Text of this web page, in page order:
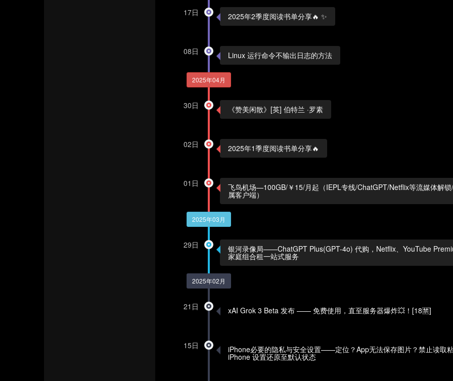
17日 2025年2季度阅读书单分享🔥 ✨
08日 Linux 运行命令不输出日志的方法
2025年04月
30日 《赞美闲散》[英] 伯特兰 ·罗素
02日 2025年1季度阅读书单分享🔥
01日 飞鸟机场—100GB/￥15/月起（IEPL专线/ChatGPT/Netflix等流媒体解
属客户端）
2025年03月
29日 银河录像局——ChatGPT Plus(GPT-4o) 代购，Netflix、YouTube
家庭组合租一站式服务
2025年02月
21日 xAI Grok 3 Beta 发布 —— 免费使用，直至服务器爆炸💥！[18🈲]
15日 iPhone必要的隐私与安全设置——定位？App无法保存图片？禁止读取
iPhone 设置还原至默认状态